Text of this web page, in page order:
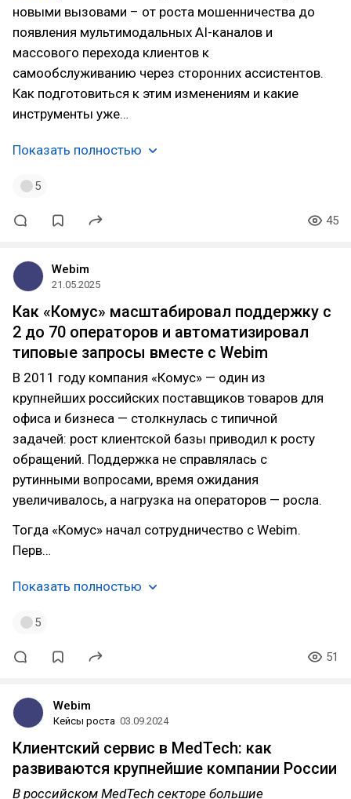
новыми вызовами – от роста мошенничества до
появления мультимодальных AI-каналов и
массового перехода клиентов к
самообслуживанию через сторонних ассистентов.
Как подготовиться к этим изменениям и какие
инструменты уже…
Показать полностью
5
45
Webim
21.05.2025
Как «Комус» масштабировал поддержку с
2 до 70 операторов и автоматизировал
типовые запросы вместе с Webim
В 2011 году компания «Комус» — один из
крупнейших российских поставщиков товаров для
офиса и бизнеса — столкнулась с типичной
задачей: рост клиентской базы приводил к росту
обращений. Поддержка не справлялась с
рутинными вопросами, время ожидания
увеличивалось, а нагрузка на операторов — росла.
Тогда «Комус» начал сотрудничество с Webim.
Перв…
Показать полностью
5
51
Webim
Кейсы роста 03.09.2024
Клиентский сервис в MedTech: как
развиваются крупнейшие компании России
В российском MedTech секторе большие